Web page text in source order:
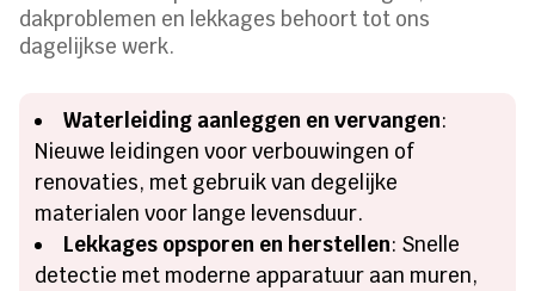
dakproblemen en lekkages behoort tot ons
dagelijkse werk.
Waterleiding aanleggen en vervangen:
Nieuwe leidingen voor verbouwingen of
renovaties, met gebruik van degelijke
materialen voor lange levensduur.
Lekkages opsporen en herstellen: Snelle
detectie met moderne apparatuur aan muren,